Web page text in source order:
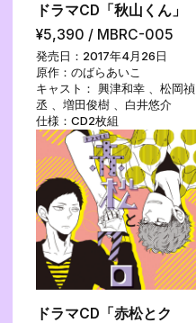
ドラマCD「秋山くん」
¥5,390 / MBRC-005
発売日：2017年4月26日
原作：のばらあいこ
キャスト： 興津和幸 、松岡禎
丞 、増田俊樹 、白井悠介
仕様：CD2枚組
ドラマCD「赤松とク